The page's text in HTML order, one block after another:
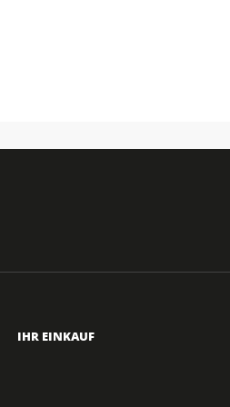
IHR EINKAUF